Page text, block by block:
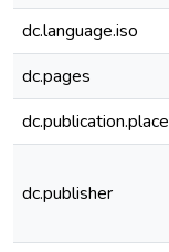
dc.language.iso
dc.pages
dc.publication.place
dc.publisher